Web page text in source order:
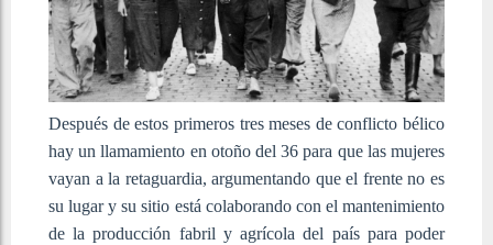
Después de estos primeros tres meses de conflicto bélico
hay un llamamiento en otoño del 36 para que las mujeres
vayan a la retaguardia, argumentando que el frente no es
su lugar y su sitio está colaborando con el mantenimiento
de la producción fabril y agrícola del país para poder